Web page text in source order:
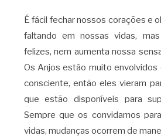
É fácil fechar nossos corações e
faltando em nossas vidas,
felizes, nem aumenta nossa
Os Anjos estão muito envolvidos
consciente, então eles vieram
que estão disponíveis para
Sempre que os convidamos
vidas, mudanças ocorrem de